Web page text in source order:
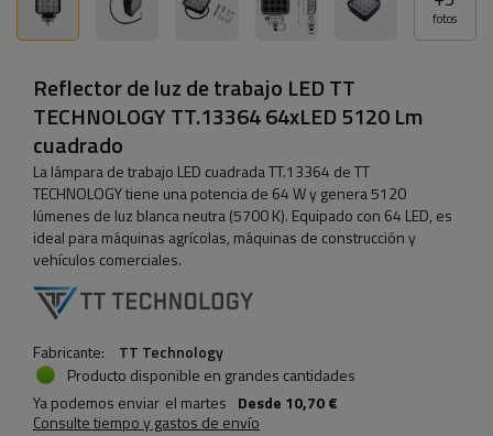
fotos
Reflector de luz de trabajo LED TT
TECHNOLOGY TT.13364 64xLED 5120 Lm
cuadrado
La lámpara de trabajo LED cuadrada TT.13364 de TT
TECHNOLOGY tiene una potencia de 64 W y genera 5120
lúmenes de luz blanca neutra (5700 K). Equipado con 64 LED, es
ideal para máquinas agrícolas, máquinas de construcción y
vehículos comerciales.
Fabricante:
TT Technology
Producto disponible en grandes cantidades
Ya podemos enviar el martes Desde 10,70 €
Consulte tiempo y gastos de envío